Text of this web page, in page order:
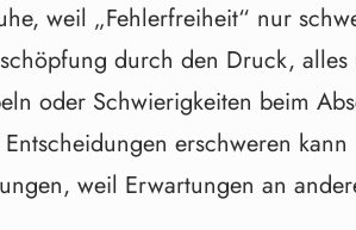
weil „Fehlerfreiheit“ nur
durch den Druck,
oder Schwierigkeiten beim
erschweren kann
weil Erwartungen an